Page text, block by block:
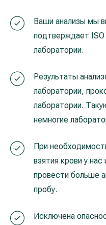
Ваши анализы мы
подтверждает
лаборатории.
Результаты
лаборатории,
лаборатории.
немногие
При
взятия крови у
провести больше
пробу.
Исключена
Все врачи